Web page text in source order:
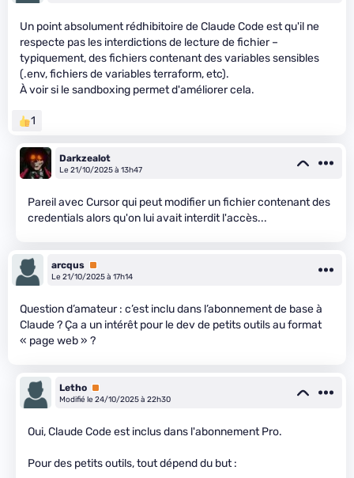
Un point absolument rédhibitoire de Claude Code est qu'il ne
respecte pas les interdictions de lecture de fichier –
typiquement, des fichiers contenant des variables sensibles
(.env, fichiers de variables terraform, etc).
À voir si le sandboxing permet d'améliorer cela.
1
Darkzealot
Le 21/10/2025 à 13h47
Pareil avec Cursor qui peut modifier un fichier contenant des
credentials alors qu'on lui avait interdit l'accès...
arcqus Premium
Le 21/10/2025 à 17h14
Question d’amateur : c’est inclu dans l’abonnement de base à
Claude ? Ça a un intérêt pour le dev de petits outils au format
« page web » ?
Letho Premium
Modifié le 24/10/2025 à 22h30
Oui, Claude Code est inclus dans l'abonnement Pro.
Pour des petits outils, tout dépend du but :